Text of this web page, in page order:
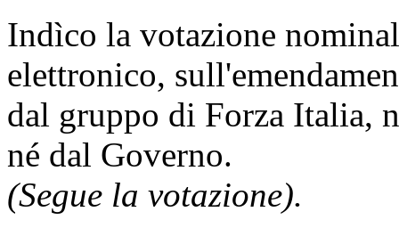
Indìco la votazione
elettronico,
dal gruppo di Forza Italia,
né dal Governo.
(Segue la votazione).